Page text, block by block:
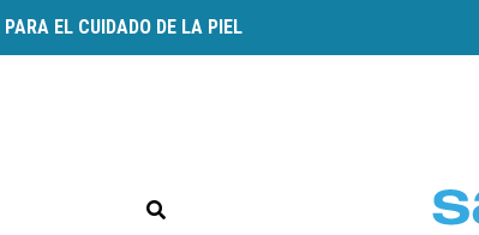
EL CUIDADO DE LA PIEL